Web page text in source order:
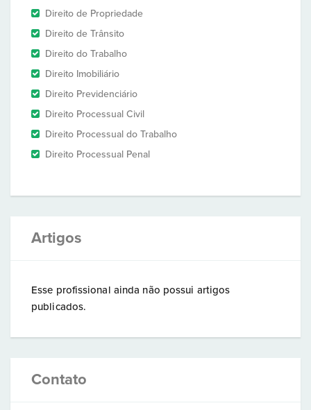
Direito de Propriedade
Direito de Trânsito
Direito do Trabalho
Direito Imobiliário
Direito Previdenciário
Direito Processual Civil
Direito Processual do Trabalho
Direito Processual Penal
Artigos
Esse profissional ainda não possui artigos
publicados.
Contato